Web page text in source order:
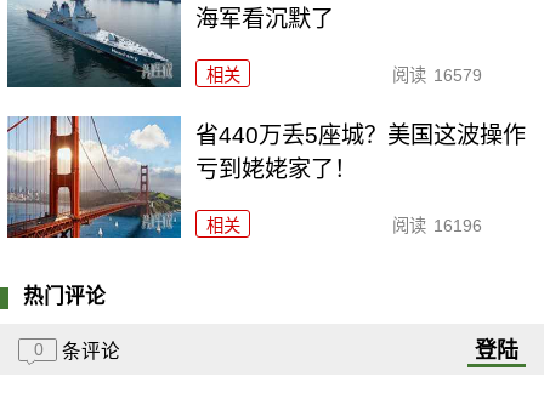
海军看沉默了
相关 阅读 16579
省440万丢5座城？美国这波操作
亏到姥姥家了！
相关 阅读 16196
热门评论
0 条评论 登陆